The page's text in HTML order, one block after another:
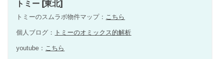
トミー [東北]
トミーのスムラボ物件マップ： こちら
個人ブログ： トミーのオミックス的解析
youtube： こちら